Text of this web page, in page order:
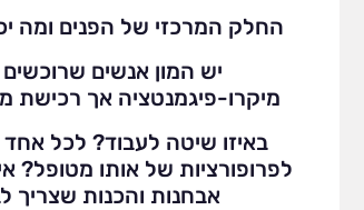
החלק המרכזי של הפנים ומה
יש המון אנשים
מיקרו-פיגמנטציה אך רכישת
באיזו שיטה לעבוד? לכל
לפרופורציות של אותו מטופל?
אבחנות והכנות